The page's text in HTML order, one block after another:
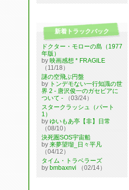
新着トラックバック
ドクター・モローの島（1977
年版）
by映画感想 * FRAGILE
（11/18）
謎の空飛ぶ円盤
byトンデモない一行知識の世
界 2 - 唐沢俊一のガセビアに
ついて -（03/24）
スタークラッシュ（パート
1）
byゆいもあ亭【非】日常
（08/10）
決死圏SOS宇宙船
by来夢望瑠_日々平凡
（04/12）
タイム・トラベラーズ
bybmbaxnvi（02/14）